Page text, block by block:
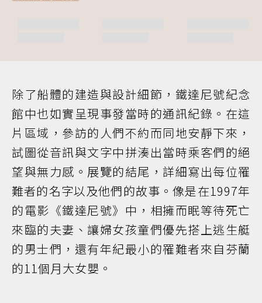
除了船體的建造與設計細節，鐵達尼號紀念
館中也如實呈現事發當時的通訊紀錄。在這
片區域，參訪的人們不約而同地安靜下來，
試圖從音訊與文字中拼湊出當時乘客們的絕
望與無力感。展覽的結尾，詳細寫出每位罹
難者的名字以及他們的故事。像是在1997年
的電影《鐵達尼號》中，相擁而眠等待死亡
來臨的夫妻、讓婦女孩童們優先搭上逃生艇
的男士們，還有年紀最小的罹難者來自芬蘭
的11個月大女嬰。